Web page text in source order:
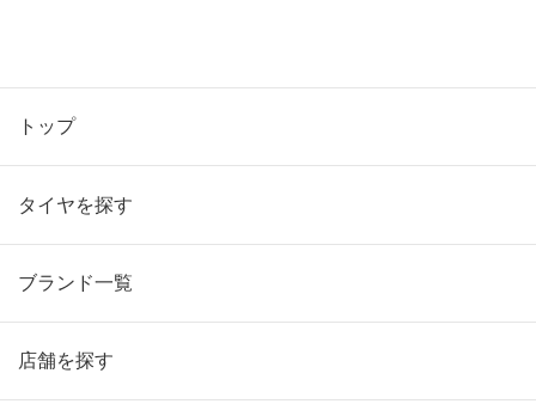
トップ
タイヤを探す
ブランド一覧
店舗を探す